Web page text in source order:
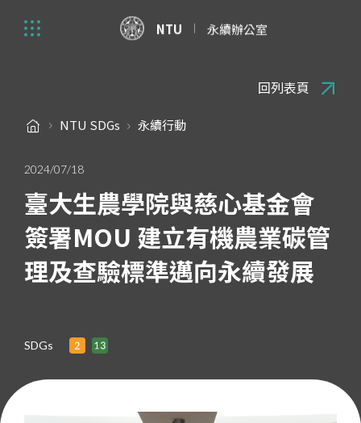
NTU 永續辦公室
NTU SDGs 永續行動
回列表頁
2024/07/18
臺大生農學院與慈心基金會
簽署MOU 建立有機農業碳管
理及查驗標準邁向永續發展
SDGs